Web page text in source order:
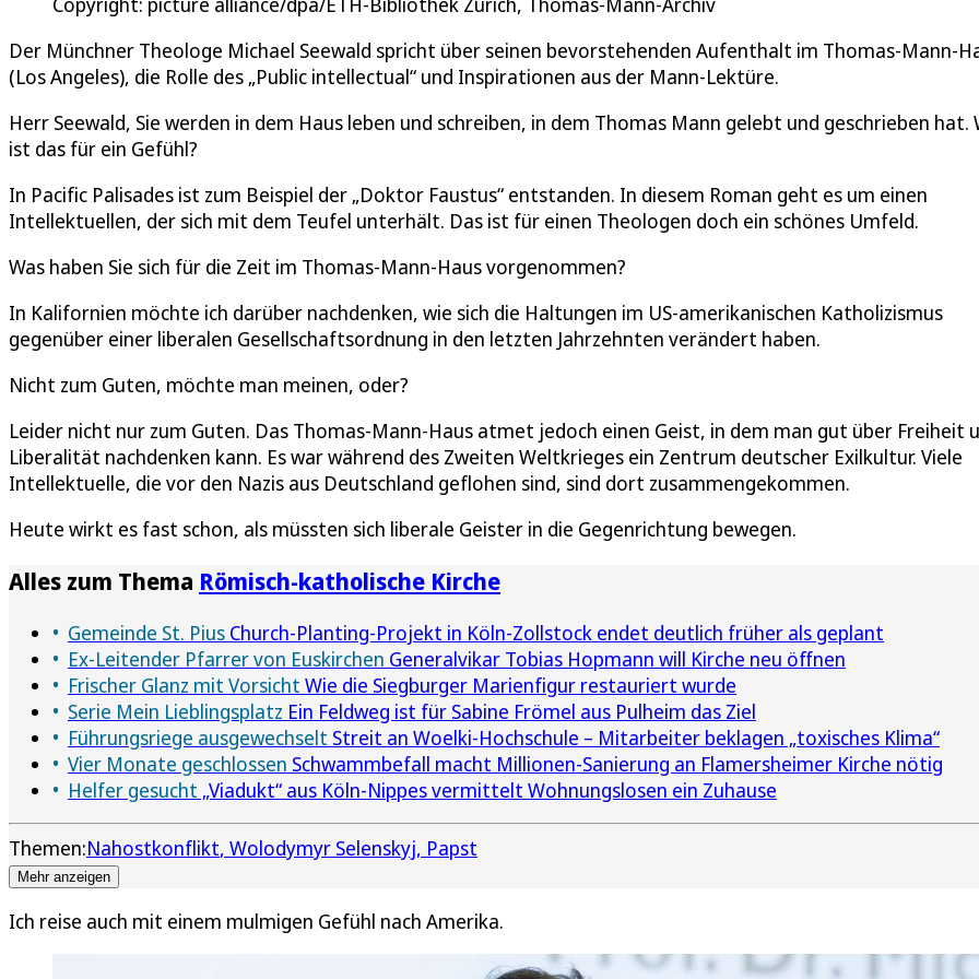
Der Münchner Theologe Michael Seewald spricht über seinen bevorstehenden Aufenthalt im Thomas-Mann-
(Los Angeles), die Rolle des „Public intellectual“ und Inspirationen aus der Mann-Lektüre.
Herr Seewald, Sie werden in dem Haus leben und schreiben, in dem Thomas Mann gelebt und geschrieben hat.
ist das für ein Gefühl?
In Pacific Palisades ist zum Beispiel der „Doktor Faustus“ entstanden. In diesem Roman geht es um einen
Intellektuellen, der sich mit dem Teufel unterhält. Das ist für einen Theologen doch ein schönes Umfeld.
Was haben Sie sich für die Zeit im Thomas-Mann-Haus vorgenommen?
In Kalifornien möchte ich darüber nachdenken, wie sich die Haltungen im US-amerikanischen Katholizismus
gegenüber einer liberalen Gesellschaftsordnung in den letzten Jahrzehnten verändert haben.
Nicht zum Guten, möchte man meinen, oder?
Leider nicht nur zum Guten. Das Thomas-Mann-Haus atmet jedoch einen Geist, in dem man gut über Freiheit
Liberalität nachdenken kann. Es war während des Zweiten Weltkrieges ein Zentrum deutscher Exilkultur. Viele
Intellektuelle, die vor den Nazis aus Deutschland geflohen sind, sind dort zusammengekommen.
Heute wirkt es fast schon, als müssten sich liberale Geister in die Gegenrichtung bewegen.
Alles zum Thema Römisch-katholische Kirche
Gemeinde St. Pius Church-Planting-Projekt in Köln-Zollstock endet deutlich früher als geplant
Ex-Leitender Pfarrer von Euskirchen Generalvikar Tobias Hopmann will Kirche neu öffnen
Frischer Glanz mit Vorsicht Wie die Siegburger Marienfigur restauriert wurde
Serie Mein Lieblingsplatz Ein Feldweg ist für Sabine Frömel aus Pulheim das Ziel
Führungsriege ausgewechselt Streit an Woelki-Hochschule – Mitarbeiter beklagen „toxisches Klima“
Vier Monate geschlossen Schwammbefall macht Millionen-Sanierung an Flamersheimer Kirche nötig
Helfer gesucht „Viadukt“ aus Köln-Nippes vermittelt Wohnungslosen ein Zuhause
Themen:Nahostkonflikt Wolodymyr Selenskyj Papst
Mehr anzeigen
Ich reise auch mit einem mulmigen Gefühl nach Amerika.